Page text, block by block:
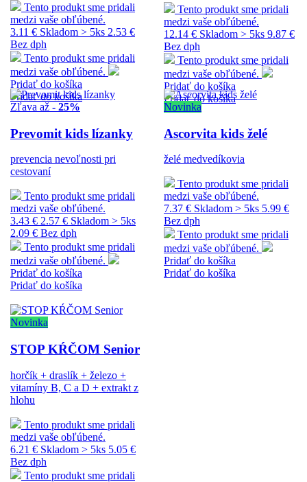
Tento produkt sme pridali
medzi vaše obľúbené.
3.11 € Skladom > 5ks 2.53 €
Bez dph
Tento produkt sme pridali
medzi vaše obľúbené.
Pridať do košíka
Pridať do košíka
Tento produkt sme pridali
medzi vaše obľúbené.
12.14 € Skladom > 5ks 9.87 €
Bez dph
Tento produkt sme pridali
medzi vaše obľúbené.
Pridať do košíka
Pridať do košíka
Zľava až - 25%
Prevomit kids lízanky
prevencia nevoľnosti pri
cestovaní
Tento produkt sme pridali
medzi vaše obľúbené.
3.43 € 2.57 € Skladom > 5ks
2.09 € Bez dph
Tento produkt sme pridali
medzi vaše obľúbené.
Pridať do košíka
Pridať do košíka
Novinka
Ascorvita kids želé
želé medvedíkovia
Tento produkt sme pridali
medzi vaše obľúbené.
7.37 € Skladom > 5ks 5.99 €
Bez dph
Tento produkt sme pridali
medzi vaše obľúbené.
Pridať do košíka
Pridať do košíka
Novinka
STOP KŔČOM Senior
horčík + draslík + železo +
vitamíny B, C a D + extrakt z
hlohu
Tento produkt sme pridali
medzi vaše obľúbené.
6.21 € Skladom > 5ks 5.05 €
Bez dph
Tento produkt sme pridali